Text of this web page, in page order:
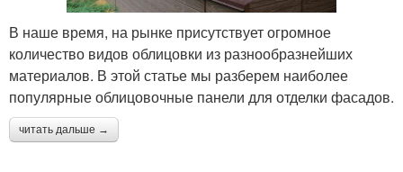
В наше время, на рынке присутствует огромное
количество видов облицовки из разнообразнейших
материалов. В этой статье мы разберем наиболее
популярные облицовочные панели для отделки фасадов.
читать дальше →